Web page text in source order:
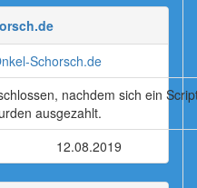
nachdem sich ein
ausgezahlt.
12.08.2019